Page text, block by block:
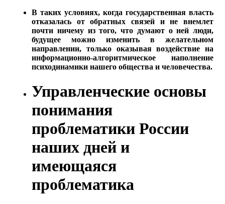
В таких условиях, когда государственная власть
отказалась от обратных связей и не внемлет
почти ничему из того, что думают о ней люди,
будущее можно изменить в желательном
направлении, только оказывая воздействие на
информационно-алгоритмическое наполнение
психодинамики нашего общества и человечества.
Управленческие основы
понимания
проблематики России
наших дней и
имеющаяся
проблематика